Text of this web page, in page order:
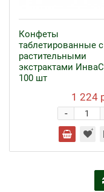
Конфеты
таблетированные с
растительными
экстрактами
100 шт
1 224
-